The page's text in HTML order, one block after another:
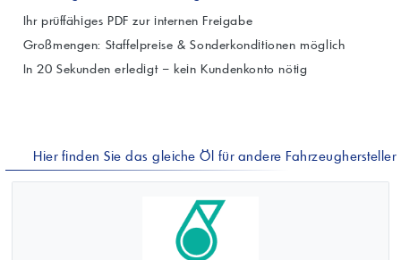
Ihr prüffähiges PDF zur internen Freigabe
Großmengen: Staffelpreise & Sonderkonditionen möglich
In 20 Sekunden erledigt – kein Kundenkonto nötig
Hier finden Sie das gleiche Öl für andere Fahrzeughersteller